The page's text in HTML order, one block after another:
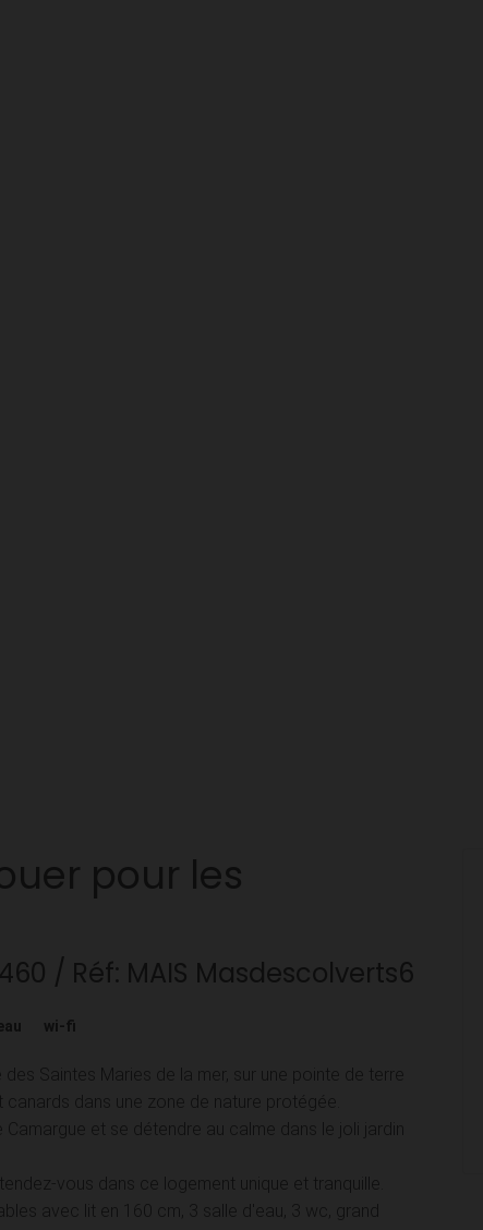
pour les
/ Réf: MAIS Masdescolverts6
wi-fi
Saintes Maries de la mer, sur une pointe de terre
dans une zone de nature protégée.
et se détendre au calme dans le joli jardin
vous dans ce logement unique et tranquille.
avec lit en 160 cm, 3 salle d'eau, 3 wc, grand